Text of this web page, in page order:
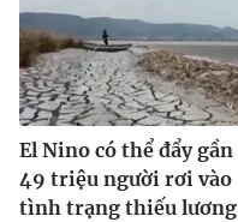
El Nino có thể đẩy gần
49 triệu người rơi vào
tình trạng thiếu lương